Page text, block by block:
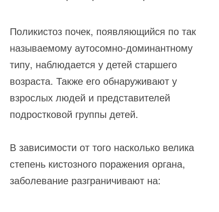
Поликистоз почек, появляющийся по так
называемому аутосомно-доминантному
типу, наблюдается у детей старшего
возраста. Также его обнаруживают у
взрослых людей и представителей
подростковой группы детей.
В зависимости от того насколько велика
степень кистозного поражения органа,
заболевание разграничивают на: